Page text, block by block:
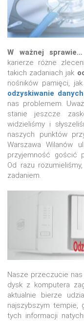
W ważnej sprawie…
karierze różne
takich zadaniach jak
nośników pamięci,
odzyskiwanie
nas problemem.
stanie jeszcze
widzieliśmy i
naszych punktów
Warszawa Wilanów
przyjemność gościć
Od razu
zadaniem.
Nasze przeczucie nas
dysk z komputera
aktualnie bierze
najszybszym tempie,
tych informacji